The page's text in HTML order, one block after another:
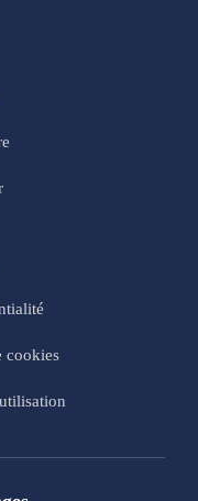
cookies